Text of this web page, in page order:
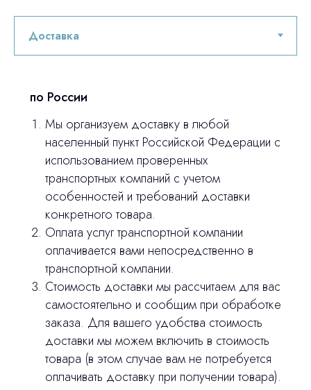
по России
Мы организуем доставку в любой
населенный пункт Российской Федерации с
использованием проверенных
транспортных компаний с учетом
особенностей и требований доставки
конкретного товара.
Оплата услуг транспортной компании
оплачивается вами непосредственно в
транспортной компании.
Стоимость доставки мы рассчитаем для вас
самостоятельно и сообщим при обработке
заказа. Для вашего удобства стоимость
доставки мы можем включить в стоимость
товара (в этом случае вам не потребуется
оплачивать доставку при получении товара).
Остались вопросы
оставьте контакты, мы свяжемся и
ответим на все вопросы
© 2024 ЛС Дентал Групп
Главная
Оплата и доставка